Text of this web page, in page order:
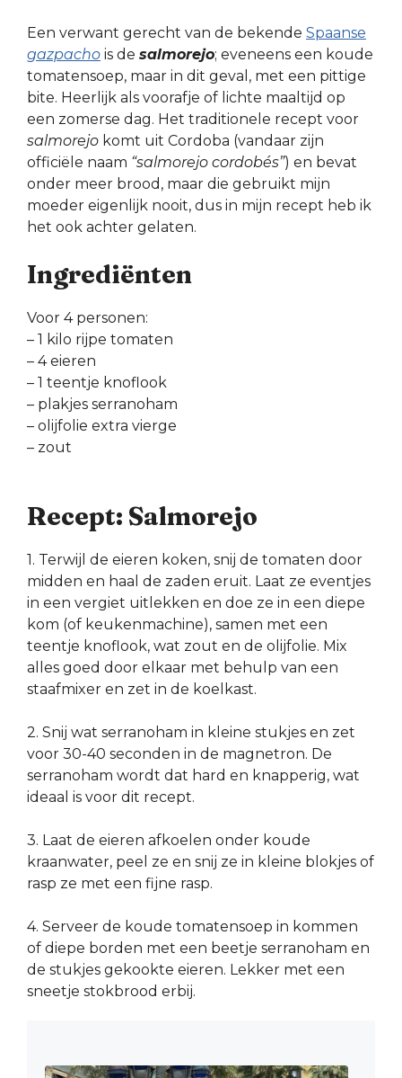
Een verwant gerecht van de bekende Spaanse
gazpacho is de salmorejo; eveneens een koude
tomatensoep, maar in dit geval, met een pittige
bite. Heerlijk als voorafje of lichte maaltijd op
een zomerse dag. Het traditionele recept voor
salmorejo komt uit Cordoba (vandaar zijn
officiële naam “salmorejo cordobés”) en bevat
onder meer brood, maar die gebruikt mijn
moeder eigenlijk nooit, dus in mijn recept heb ik
het ook achter gelaten.
Ingrediënten
Voor 4 personen:
– 1 kilo rijpe tomaten
– 4 eieren
– 1 teentje knoflook
– plakjes serranoham
– olijfolie extra vierge
– zout
Recept: Salmorejo
1. Terwijl de eieren koken, snij de tomaten door
midden en haal de zaden eruit. Laat ze eventjes
in een vergiet uitlekken en doe ze in een diepe
kom (of keukenmachine), samen met een
teentje knoflook, wat zout en de olijfolie. Mix
alles goed door elkaar met behulp van een
staafmixer en zet in de koelkast.
2. Snij wat serranoham in kleine stukjes en zet
voor 30-40 seconden in de magnetron. De
serranoham wordt dat hard en knapperig, wat
ideaal is voor dit recept.
3. Laat de eieren afkoelen onder koude
kraanwater, peel ze en snij ze in kleine blokjes of
rasp ze met een fijne rasp.
4. Serveer de koude tomatensoep in kommen
of diepe borden met een beetje serranoham en
de stukjes gekookte eieren. Lekker met een
sneetje stokbrood erbij.